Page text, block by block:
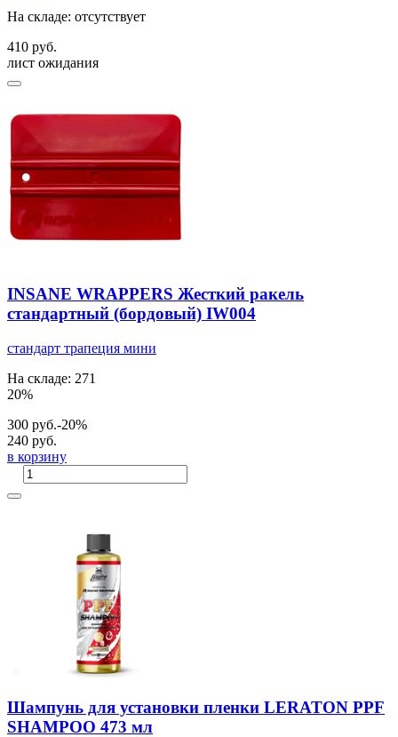
На складе: отсутствует
410 руб.
лист ожидания
INSANE WRAPPERS Жесткий ракель
стандартный (бордовый) IW004
стандарт трапеция мини
На складе: 271
20%
300 руб.-20%
240 руб.
в корзину
Шампунь для установки пленки LERATON PPF
SHAMPOO 473 мл